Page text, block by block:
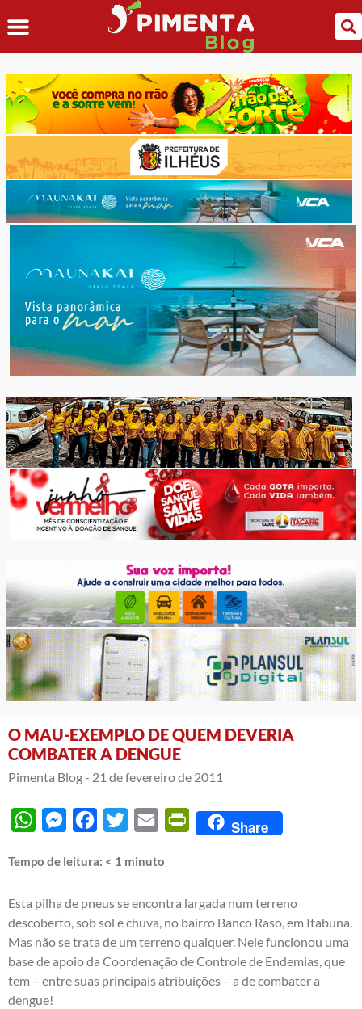
O MAU-EXEMPLO DE QUEM DEVERIA
COMBATER A DENGUE
Pimenta Blog - 21 de fevereiro de 2011
WhatsAppMessengerFacebook
Twitter Email PrintFriendly
Share
Tempo de leitura: < 1 minuto
Esta pilha de pneus se encontra largada num terreno
descoberto, sob sol e chuva, no bairro Banco Raso, em Itabuna.
Mas não se trata de um terreno qualquer. Nele funcionou uma
base de apoio da Coordenação de Controle de Endemias, que
tem – entre suas principais atribuições – a de combater a
dengue!